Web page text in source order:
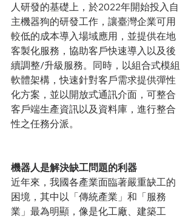
人研發的基礎上，於2022年開始投入自
主機器狗的研發工作，讓臺灣企業可用
較低的成本導入場域應用，並提供在地
客製化服務，協助客戶快速導入以及後
續調整/升級服務。同時，以組合式模組
軟體架構，快速針對客戶需求提供彈性
化方案，並以開放式通訊介面，可整合
客戶端生產資訊以及資料庫，進行整合
性之任務分派。
機器人是解決缺工問題的利器
近年來，我國各產業面臨著嚴重缺工的
困境，其中以「傳統產業」和「服務
業」最為明顯，像是化工廠、建築工